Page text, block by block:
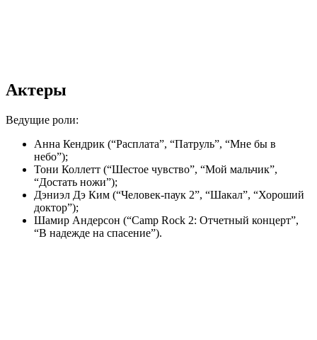
Актеры
Ведущие роли:
Анна Кендрик (“Расплата”, “Патруль”, “Мне бы в
небо”);
Тони Коллетт (“Шестое чувство”, “Мой мальчик”,
“Достать ножи”);
Дэниэл Дэ Ким (“Человек-паук 2”, “Шакал”, “Хороший
доктор”);
Шамир Андерсон (“Camp Rock 2: Отчетный концерт”,
“В надежде на спасение”).